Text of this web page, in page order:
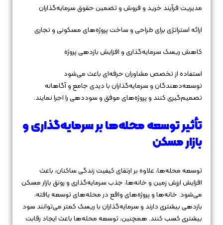
مدیریت فرآیند خرید و فروش و تضمین حقوق سرمایه‌گذاران
ارائه استراتژی برای طراحی و ساخت پروژه‌های مسکونی و تجاری
کاهش ریسک سرمایه‌گذاری و افزایش بازدهی پروژه
استفاده از تخصص مشاوران حرفه‌ای باعث می‌شود
توسعه‌دهندگان و سرمایه‌گذاران با دیدی جامع و آگاهانه
تصمیم‌گیری کنند و پروژه‌های موفق و سوددهی را اجرا نمایند.
تأثیر توسعه محله‌ها بر سرمایه‌گذاری و
بازار مسکن
توسعه محله‌ها، علاوه بر ارتقای کیفیت زندگی ساکنان، باعث
افزایش ارزش زمین و خانه‌ها، جذب سرمایه‌گذاری و رونق بازار مسکن
می‌شود. خانه‌ها و پروژه‌های واقع در محله‌های توسعه یافته،
بازدهی بیشتری دارند و سرمایه‌گذاران با ریسک کمتر می‌توانند سود
بیشتری کسب کنند. همچنین، توسعه محله‌ها باعث ایجاد رقابت